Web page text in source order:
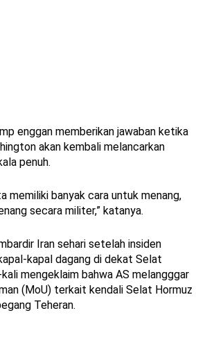
enggan memberikan jawaban ketika
akan kembali melancarkan
penuh.
memiliki banyak cara untuk menang,
secara militer,” katanya.
Iran sehari setelah insiden
kapal dagang di dekat Selat
mengeklaim bahwa AS melangggar
(MoU) terkait kendali Selat Hormuz
Teheran.